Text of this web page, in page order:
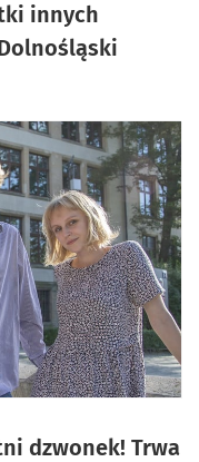
innych
dzwonek! Trwa